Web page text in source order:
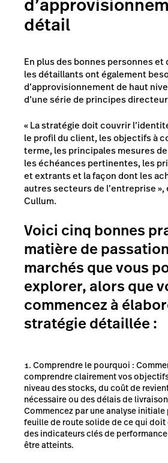
détail
En plus des bonnes personnes et
les détaillants ont également
d’approvisionnement de haut
d’une série de principes
« La stratégie doit couvrir
le profil du client, les objectifs à
terme, les principales mesures
les échéances pertinentes, les
et extrants et la façon dont les
autres secteurs de l’entreprise »,
Cullum.
Voici cinq bonnes
matière de
marchés que vous
explorer, alors que
commencez à
stratégie détaillée :
Comprendre le pourquoi :
comprendre clairement vos
niveau des stocks, du coût de
nécessaire ou des délais de
Commencez par une analyse initiale
feuille de route solide de ce qui
des indicateurs clés de
être atteints.